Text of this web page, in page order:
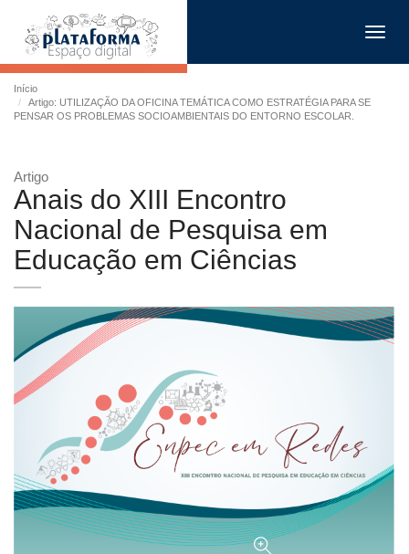
Início
Artigo: UTILIZAÇÃO DA OFICINA TEMÁTICA COMO ESTRATÉGIA PARA SE
PENSAR OS PROBLEMAS SOCIOAMBIENTAIS DO ENTORNO ESCOLAR.
Artigo
Anais do XIII Encontro
Nacional de Pesquisa em
Educação em Ciências